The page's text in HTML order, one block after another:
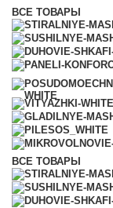
ВСЕ ТОВАРЫ
ВСЕ ТОВАРЫ